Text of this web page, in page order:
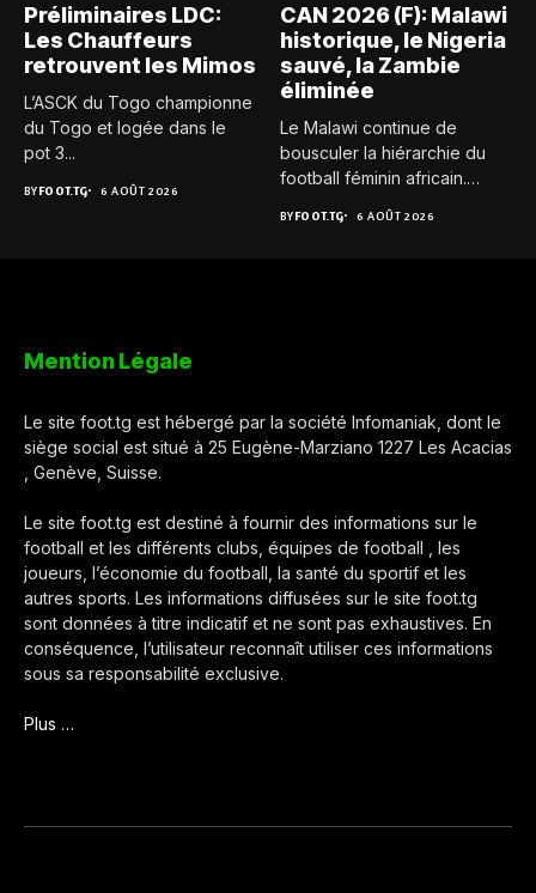
Préliminaires LDC:
Les Chauffeurs
retrouvent les Mimos
L’ASCK du Togo championne
du Togo et logée dans le
pot 3...
BYFOOT.TG 6 AOÛT 2026
CAN 2026 (F): Malawi
historique, le Nigeria
sauvé, la Zambie
éliminée
Le Malawi continue de
bousculer la hiérarchie du
football féminin africain.
BYFOOT.TG 6 AOÛT 2026
Mention Légale
Le site foot.tg est hébergé par la société Infomaniak, dont le
siège social est situé à 25 Eugène-Marziano 1227 Les Acacias
, Genève, Suisse.
Le site foot.tg est destiné à fournir des informations sur le
football et les différents clubs, équipes de football , les
joueurs, l’économie du football, la santé du sportif et les
autres sports. Les informations diffusées sur le site foot.tg
sont données à titre indicatif et ne sont pas exhaustives. En
conséquence, l’utilisateur reconnaît utiliser ces informations
sous sa responsabilité exclusive.
Plus …